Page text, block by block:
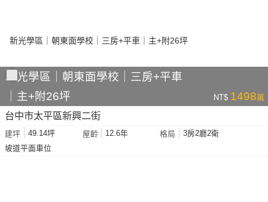
新光學區｜朝東面學校｜三房+平車
｜主+附26坪
NT$ 1498萬
台中市太平區新興二街
建坪 49.14坪 屋齡 12.6年 格局
3房2廳2衛
坡道平面車位